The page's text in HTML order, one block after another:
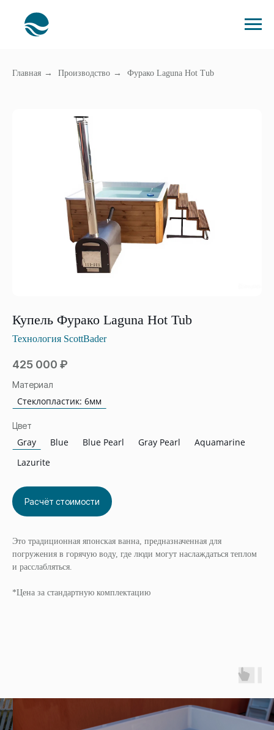
Главная → Производство → Фурако Laguna Hot Tub
Купель Фурако Laguna Hot Tub
Технология ScottBader
425 000 ₽
Материал
Стеклопластик: 6мм
Цвет
Gray Blue Blue Pearl Gray Pearl
Aquamarine
Lazurite
Расчёт стоимости
Это традиционная японская ванна, предназначенная для
погружения в горячую воду, где люди могут наслаждаться теплом
и расслабляться.
*Цена за стандартную комплектацию